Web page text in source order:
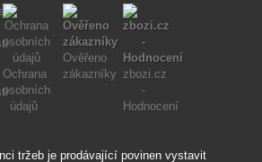
tržeb je prodávající povinen vystavit
Ochrana
osobních
údajů
Ověřeno
zákazníky zbozi.cz
-
Hodnocení